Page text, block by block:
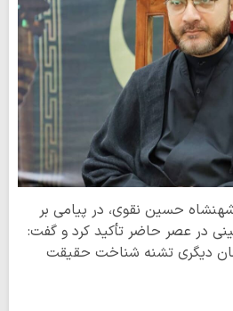
حسین نقوی، در پیامی بر
در عصر حاضر تأکید کرد و گفت:
دیگری تشنه شناخت حقیقت